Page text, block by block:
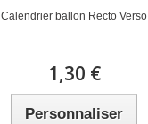
Calendrier ballon Recto Verso
1,30 €
Personnaliser